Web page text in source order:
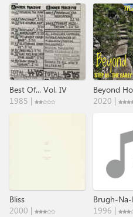
Best Of... Vol. IV
1985 |
2020 |
Bliss
2000 |
Brugh-
1996 |